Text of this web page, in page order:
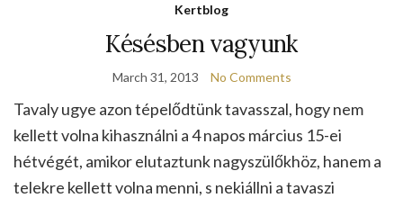
Kertblog
Késésben vagyunk
March 31, 2013 No Comments
Tavaly ugye azon tépelődtünk tavasszal, hogy nem
kellett volna kihasználni a 4 napos március 15-ei
hétvégét, amikor elutaztunk nagyszülőkhöz, hanem a
telekre kellett volna menni, s nekiállni a tavaszi